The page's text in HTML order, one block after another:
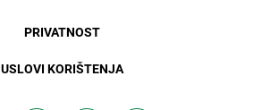
PRIVATNOST
USLOVI KORIŠTENJA